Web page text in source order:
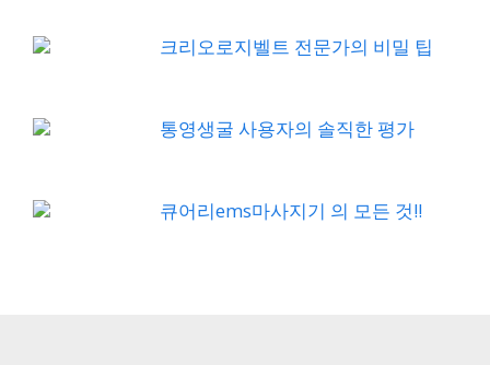
크리오로지벨트 전문가의 비밀 팁
통영생굴 사용자의 솔직한 평가
큐어리ems마사지기 의 모든 것!!